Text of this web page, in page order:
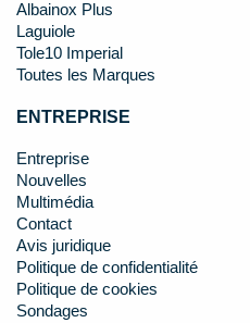
Albainox Plus
Laguiole
Tole10 Imperial
Toutes les Marques
ENTREPRISE
Entreprise
Nouvelles
Multimédia
Contact
Avis juridique
Politique de confidentialité
Politique de cookies
Sondages